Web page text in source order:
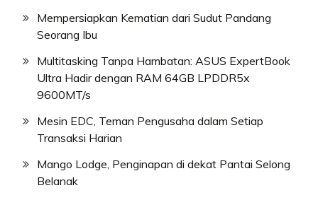
Mempersiapkan Kematian dari Sudut Pandang
Seorang Ibu
Multitasking Tanpa Hambatan: ASUS ExpertBook
Ultra Hadir dengan RAM 64GB LPDDR5x
9600MT/s
Mesin EDC, Teman Pengusaha dalam Setiap
Transaksi Harian
Mango Lodge, Penginapan di dekat Pantai Selong
Belanak